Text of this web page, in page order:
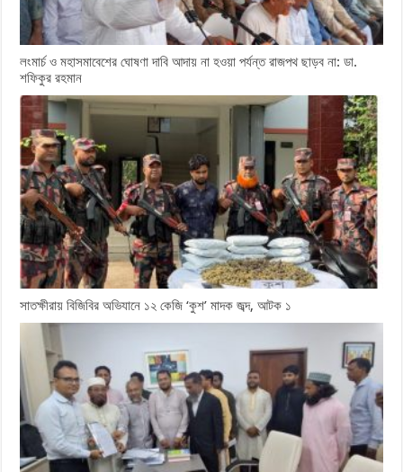
লংমার্চ ও মহাসমাবেশের ঘোষণা দাবি আদায় না হওয়া পর্যন্ত রাজপথ ছাড়ব না: ডা.
শফিকুর রহমান
সাতক্ষীরায় বিজিবির অভিযানে ১২ কেজি ‘কুশ’ মাদক জব্দ, আটক ১